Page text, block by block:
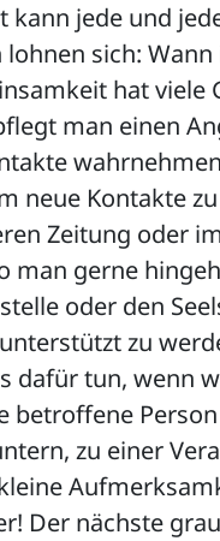
kann jede und
lohnen sich:
hat
man einen
neue Kontakte
Zeitung oder
man gerne
oder den
zu
dafür tun, wenn
betroffene
zu einer
Der nächste